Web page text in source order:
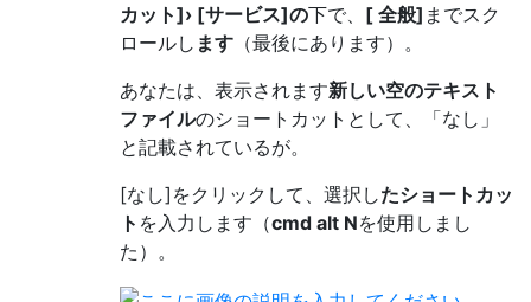
カット]› [サービス]の下で、 [ 全般] までスク
ロールし ます （最後にあります）。
あなたは、表示されます新しい空のテキスト
ファイルのショートカットとして、「なし」
と記載されているが。
[なし]をクリックして、選択したショートカッ
ト を入力します（cmd alt Nを使用しまし
た）。